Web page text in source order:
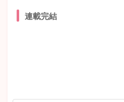
連載完結